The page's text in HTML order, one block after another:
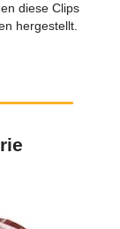
diese Clips
hergestellt.